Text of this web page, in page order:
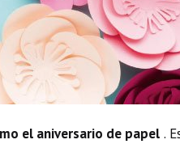
el aniversario de papel.